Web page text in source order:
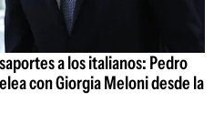
a los italianos: Pedro
con Giorgia Meloni desde la